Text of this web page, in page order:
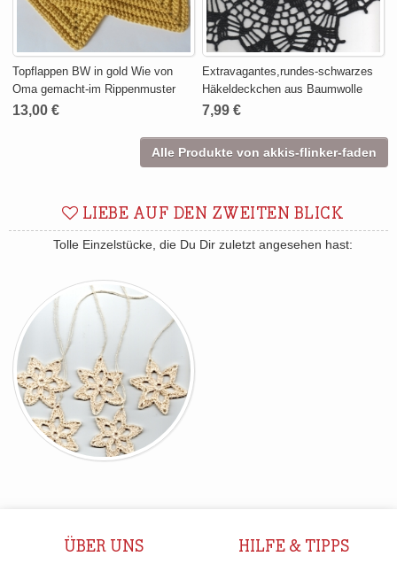
Topflappen BW in gold Wie von
Oma gemacht-im Rippenmuster
13,00 €
Extravagantes,rundes-schwarzes
Häkeldeckchen aus Baumwolle
7,99 €
Alle Produkte von akkis-flinker-faden
LIEBE AUF DEN ZWEITEN BLICK
Tolle Einzelstücke, die Du Dir zuletzt angesehen hast:
ÜBER UNS HILFE & TIPPS